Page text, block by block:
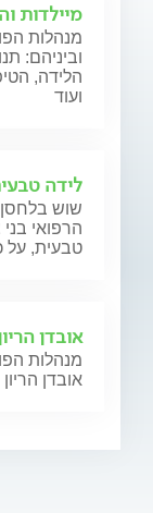
מיילדות
מנהלות
וביניהם:
הלידה,
ועוד
לידה
שוש
הרפואי
טבעית,
אובדן
מנהלות
אובדן הריון